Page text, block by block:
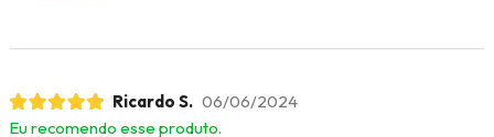
Ricardo S. 06/06/2024
Eu recomendo esse produto.